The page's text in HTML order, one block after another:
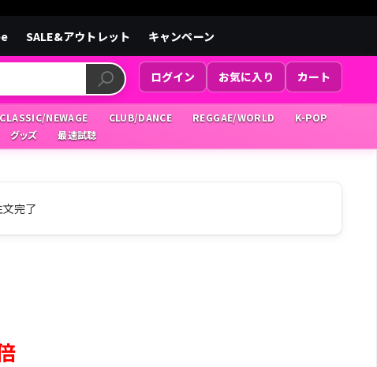
SALE&アウトレット キャンペーン
ログイン お気に入り カート
CLASSIC/NEWAGE CLUB/DANCE REGGAE/WORLD
K-POP
グッズ 最速試聴
文完了